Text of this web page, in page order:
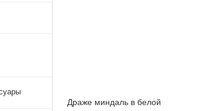
Драже миндаль в белой